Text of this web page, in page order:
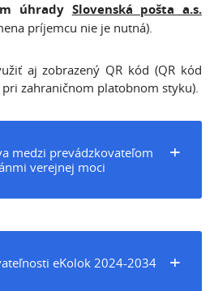
úhrady Slovenská pošta a.s.
príjemcu nie je nutná).
aj zobrazený QR kód (QR kód
zahraničnom platobnom styku).
+
medzi prevádzkovateľom
verejnej moci
+
eKolok 2024-2034